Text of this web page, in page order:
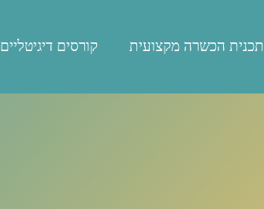
תכנית הכשרה מקצועית קורסים דיגיטליים